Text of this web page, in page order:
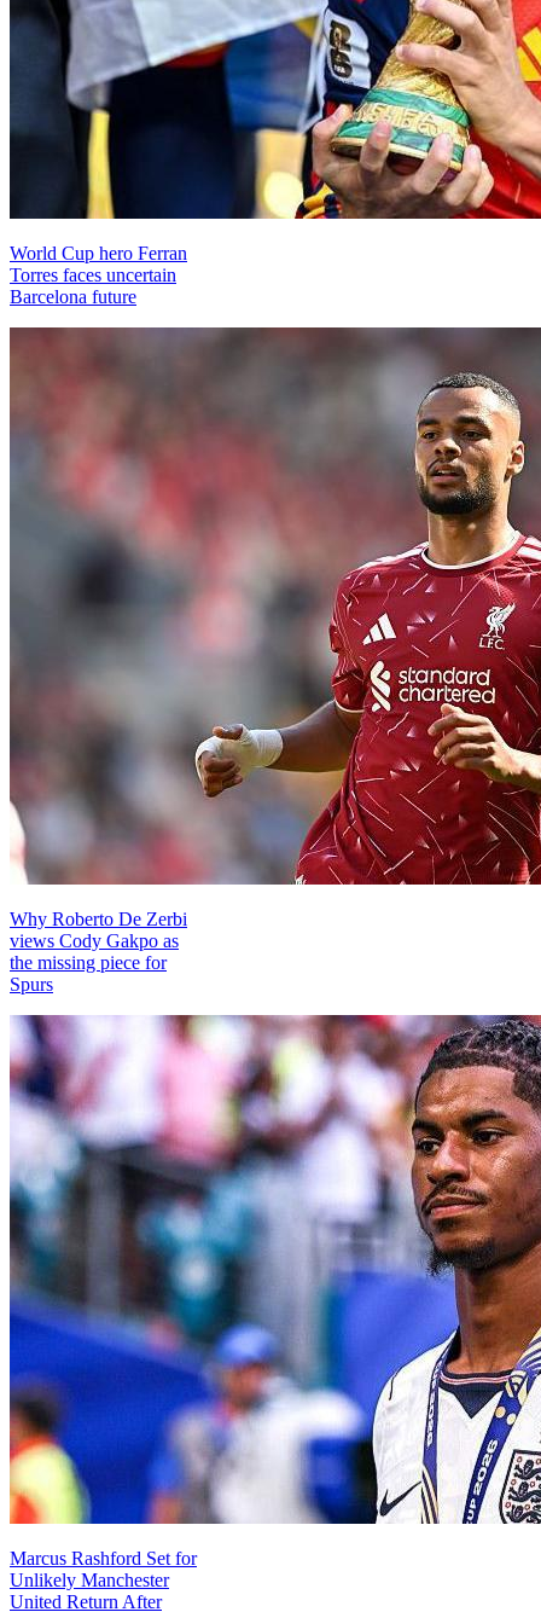
World Cup hero Ferran
Torres faces uncertain
Barcelona future
Why Roberto De Zerbi
views Cody Gakpo as
the missing piece for
Spurs
Marcus Rashford Set for
Unlikely Manchester
United Return After